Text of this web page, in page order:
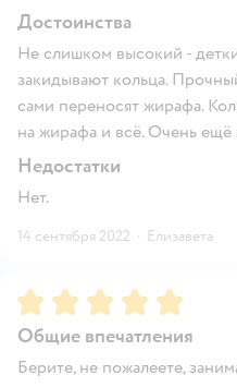
Достоинства
Не слишком высокий -
закидывают кольца.
сами переносят жирафа.
на жирафа и всё. Очень
Недостатки
Нет.
14 сентября 2022 · Елизавета
Рейтинг:5
Общие впечатления
Берите, не пожалеете,